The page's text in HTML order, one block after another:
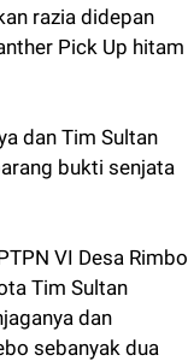
razia didepan
Pick Up hitam
dan Tim Sultan
bukti senjata
VI Desa Rimbo
Tim Sultan
dan
sebanyak dua